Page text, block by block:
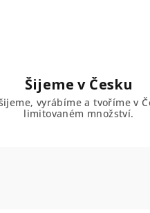
Šijeme v Česku
vyrábíme a tvoříme v
limitovaném množství.